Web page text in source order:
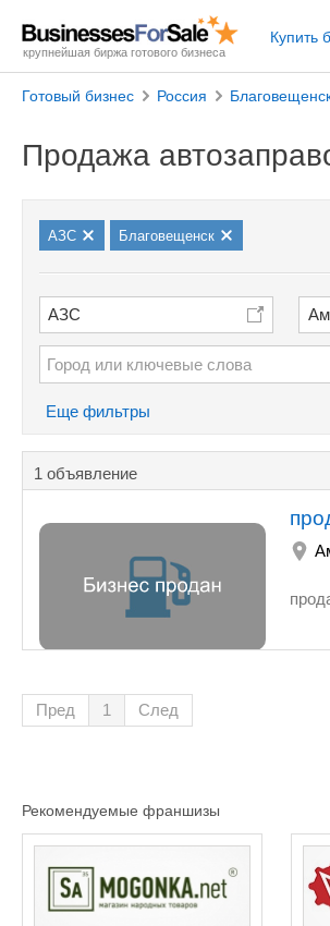
крупнейшая биржа готового бизнеса
Купить
Готовый бизнес Россия
Продажа
АЗС Благовещенск
АЗС
Еще фильтры
1 объявление
Пред 1 След
Рекомендуемые франшизы